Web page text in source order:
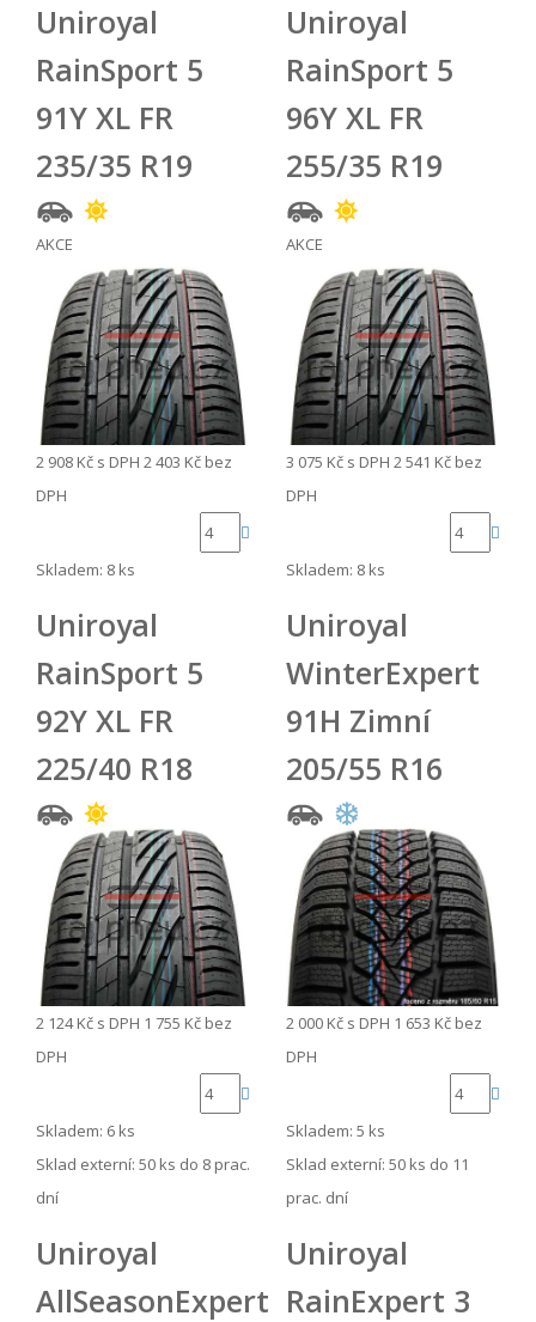
Uniroyal
RainSport 5
91Y XL FR
235/35 R19
AKCE
2 908 Kč s DPH 2 403 Kč bez
DPH
Skladem: 8 ks
Uniroyal
RainSport 5
96Y XL FR
255/35 R19
AKCE
3 075 Kč s DPH 2 541 Kč bez
DPH
Skladem: 8 ks
Uniroyal
RainSport 5
92Y XL FR
225/40 R18
2 124 Kč s DPH 1 755 Kč bez
DPH
Skladem: 6 ks
Sklad externí: 50 ks do 8 prac.
dní
Uniroyal
WinterExpert
91H Zimní
205/55 R16
2 000 Kč s DPH 1 653 Kč bez
DPH
Skladem: 5 ks
Sklad externí: 50 ks do 11
prac. dní
Uniroyal
AllSeasonExpert
Uniroyal
RainExpert 3